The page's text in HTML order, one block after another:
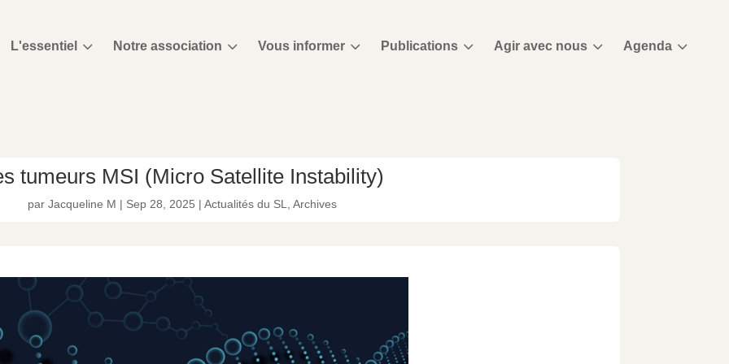
L'essentiel 3 Notre association 3 Vous informer 3 Publications 3 Agir avec nous 3 Agenda 3
tumeurs MSI (Micro Satellite Instability)
par Jacqueline M | Sep 28, 2025 | Actualités du SL Archives